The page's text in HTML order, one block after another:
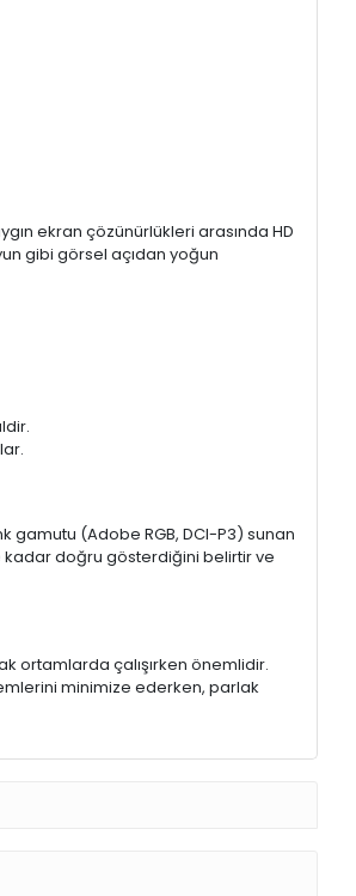
ekran çözünürlükleri arasında HD
gibi görsel açıdan yoğun
gamutu (Adobe RGB, DCI-P3) sunan
kadar doğru gösterdiğini belirtir ve
ortamlarda çalışırken önemlidir.
minimize ederken, parlak